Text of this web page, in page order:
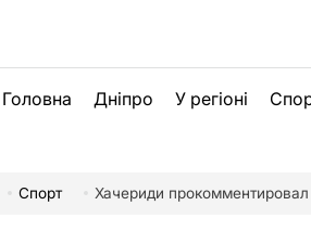
Головна Дніпро У регіоні
Спорт Хачериди